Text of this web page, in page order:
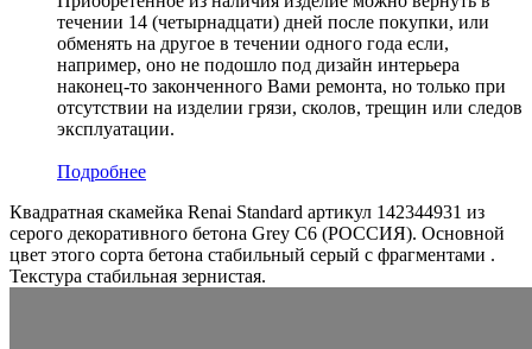
течении 14 (четырнадцати) дней после покупки, или
обменять на другое в течении одного года если,
например, оно не подошло под дизайн интерьера
наконец-то законченного Вами ремонта, но только при
отсутствии на изделии грязи, сколов, трещин или следов
эксплуатации.
Подробнее
Квадратная скамейка Renai Standard артикул 142344931 из
серого декоративного бетона Grey C6 (РОССИЯ). Основной
цвет этого сорта бетона стабильный серый с фрагментами .
Текстура стабильная зернистая.